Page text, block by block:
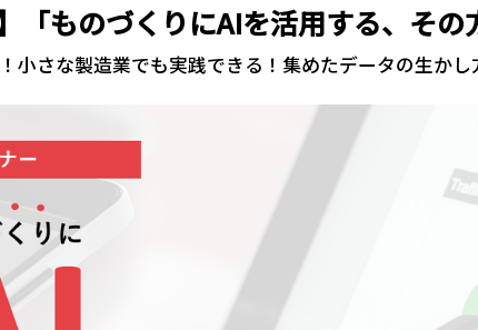
「ものづくりにAIを活用する、そ
小さな製造業でも実践できる！集めたデータの生かし